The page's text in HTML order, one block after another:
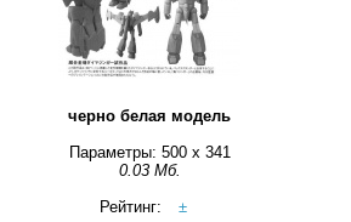
черно белая модель
Параметры: 500 x 341
0.03 Мб.
Рейтинг:
±